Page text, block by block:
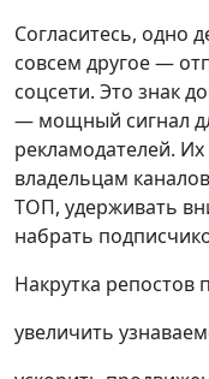
Согласитесь, одно
совсем другое —
соцсети. Это знак
— мощный сигнал
рекламодателей.
владельцам
ТОП, удерживать
набрать
Накрутка репостов
увеличить